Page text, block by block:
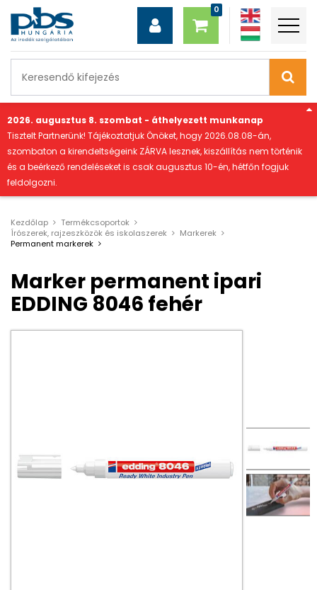
2026. augusztus 8. szombat - áthelyezett munkanap
Tisztelt Partnerünk! Tájékoztatjuk Önöket, hogy 2026.08.08-án,
szombaton a kirendeltségeink ZÁRVA lesznek, kiszállítás nem történik
és a beérkező rendeléseket is csak augusztus 10-én, hétfőn fogjuk
feldolgozni.
Kezdőlap
Termékcsoportok
Írószerek, rajzeszközök és iskolaszerek
Markerek
Permanent markerek
Marker permanent ipari
EDDING 8046 fehér